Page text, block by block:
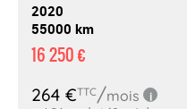
2020
55000 km
16 250 €